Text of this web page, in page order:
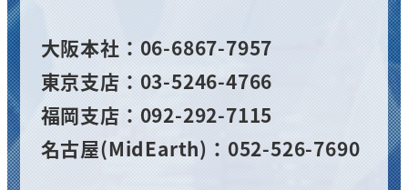
大阪本社 ：06-6867-7957
東京支店：03-5246-4766
福岡支店：092-292-7115
名古屋(MidEarth)：052-526-7690